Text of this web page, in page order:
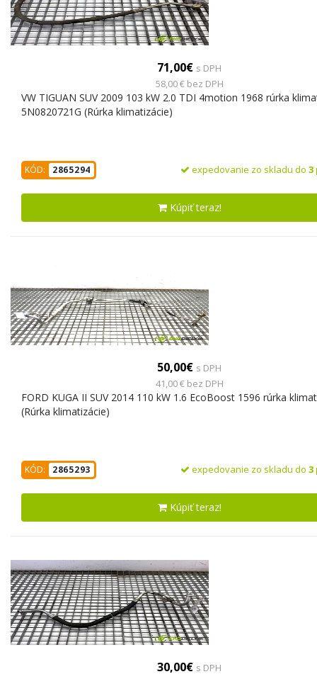
71,00€ s DPH
58,00 € bez DPH
VW TIGUAN SUV 2009 103 kW 2.0 TDI 4motion 1968 rúrka
5N0820721G (Rúrka klimatizácie)
KÓD: 2865294 expedovanie zo skladu do 3
Kúpiť teraz!
50,00€ s DPH
41,00 € bez DPH
FORD KUGA II SUV 2014 110 kW 1.6 EcoBoost 1596 rúrka
(Rúrka klimatizácie)
KÓD: 2865293 expedovanie zo skladu do 3
Kúpiť teraz!
30,00€ s DPH